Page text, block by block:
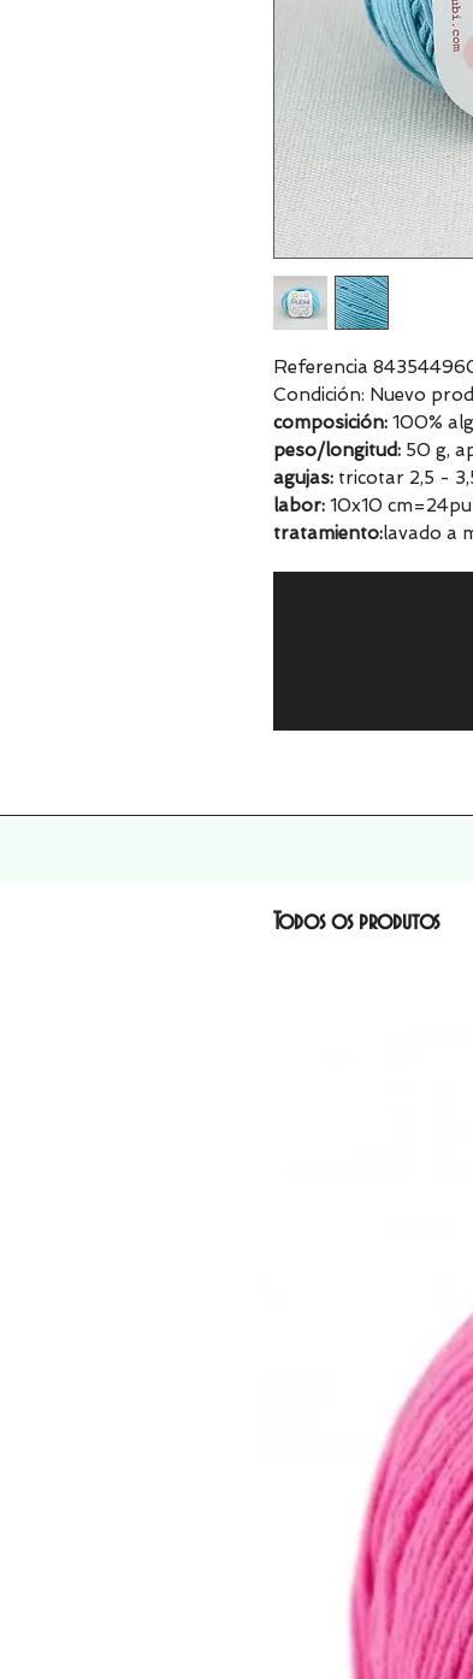
Referencia
Condición: Nuevo
composición: 100%
peso/longitud: 50 g,
agujas: tricotar 2,5 -
labor: 10x10
tratamiento:lavado a
Todos os produtos